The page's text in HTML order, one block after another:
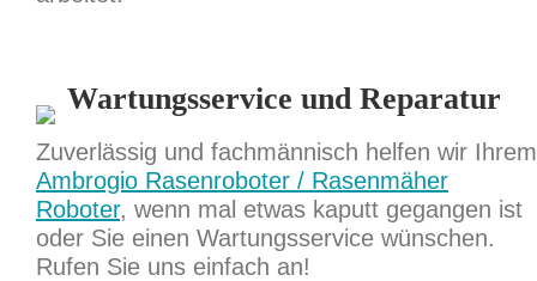
Wartungsservice und Reparatur
Zuverlässig und fachmännisch helfen wir Ihrem
Ambrogio Rasenroboter / Rasenmäher
Roboter, wenn mal etwas kaputt gegangen ist
oder Sie einen Wartungsservice wünschen.
Rufen Sie uns einfach an!